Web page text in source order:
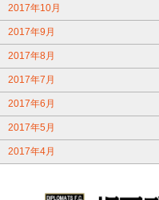
2017年10月
2017年9月
2017年8月
2017年7月
2017年6月
2017年5月
2017年4月